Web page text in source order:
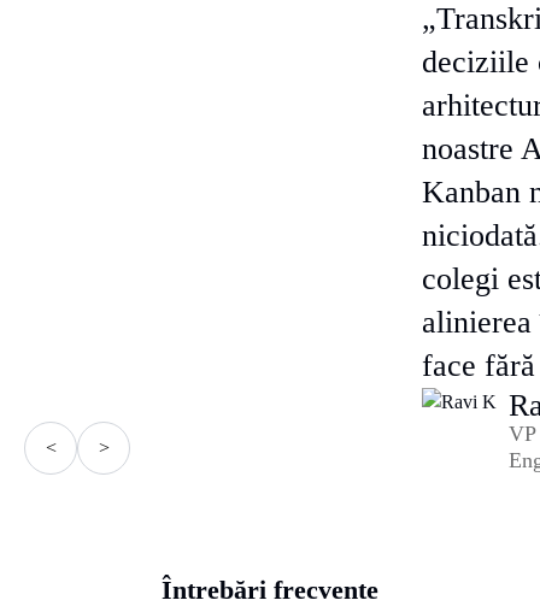
< >
deciziile
noastre
Kanban
colegi
alinierea
face
VP
Întrebări frecvente